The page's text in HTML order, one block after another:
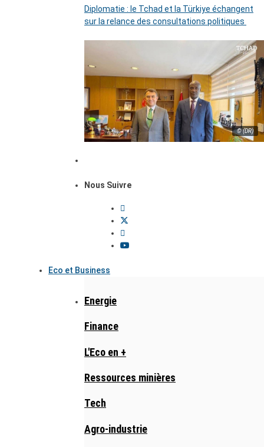
Diplomatie : le Tchad et la Türkiye échangent
sur la relance des consultations politiques
© (DR)
Nous Suivre
Eco et Business
Energie
Finance
L'Eco en +
Ressources minières
Tech
Agro-industrie